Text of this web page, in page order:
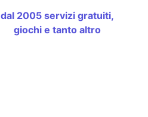
dal 2005 servizi gratuiti,
giochi e tanto altro